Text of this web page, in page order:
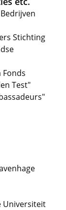
Stichting
Fonds
Test"
Universiteit